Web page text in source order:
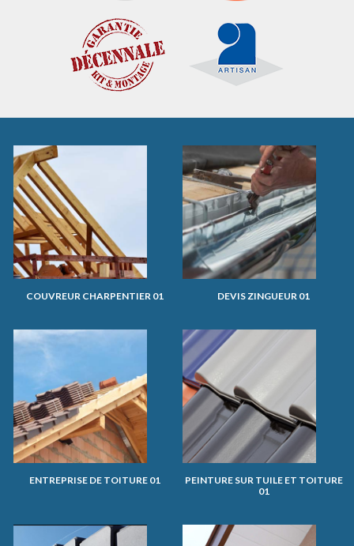
COUVREUR CHARPENTIER 01 DEVIS ZINGUEUR 01
ENTREPRISE DE TOITURE 01
PEINTURE SUR TUILE ET TOITURE
01